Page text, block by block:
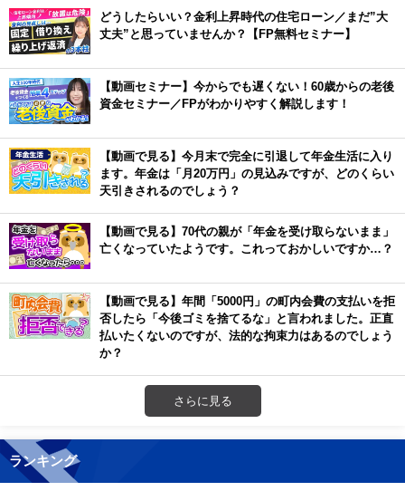
どうしたらいい？金利上昇時代の住宅ローン／まだ”大
丈夫”と思っていませんか？【FP無料セミナー】
【動画セミナー】今からでも遅くない！60歳からの老後
資金セミナー／FPがわかりやすく解説します！
【動画で見る】今月末で完全に引退して年金生活に入り
ます。年金は「月20万円」の見込みですが、どのくらい
天引きされるのでしょう？
【動画で見る】70代の親が「年金を受け取らないまま」
亡くなっていたようです。これっておかしいですか…？
【動画で見る】年間「5000円」の町内会費の支払いを拒
否したら「今後ゴミを捨てるな」と言われました。正直
払いたくないのですが、法的な拘束力はあるのでしょう
か？
さらに見る
ランキング